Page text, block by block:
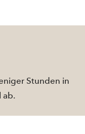
Stunden in
ab.